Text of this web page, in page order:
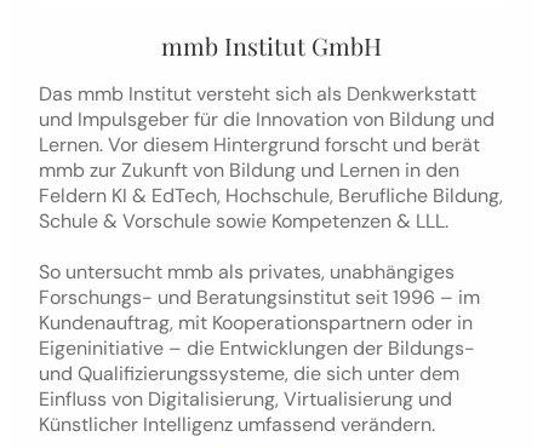
mmb Institut GmbH
Das mmb Institut versteht sich als Denkwerkstatt
und Impulsgeber für die Innovation von Bildung und
Lernen. Vor diesem Hintergrund forscht und berät
mmb zur Zukunft von Bildung und Lernen in den
Feldern KI & EdTech, Hochschule, Berufliche Bildung,
Schule & Vorschule sowie Kompetenzen & LLL.
So untersucht mmb als privates, unabhängiges
Forschungs- und Beratungsinstitut seit 1996 – im
Kundenauftrag, mit Kooperationspartnern oder in
Eigeninitiative – die Entwicklungen der Bildungs-
und Qualifizierungssysteme, die sich unter dem
Einfluss von Digitalisierung, Virtualisierung und
Künstlicher Intelligenz umfassend verändern.